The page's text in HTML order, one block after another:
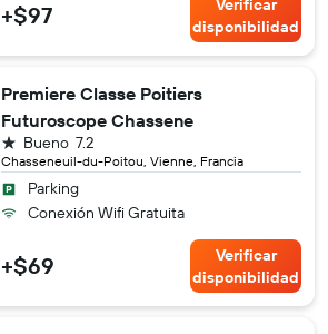
+$97
Verificar
disponibilidad
Premiere Classe Poitiers
Futuroscope Chassene
Chasseneuil-du-Poitou, Vienne, Francia
7.2
Bueno
1 estrella
Parking
Conexión Wifi Gratuita
+$69
Verificar
disponibilidad